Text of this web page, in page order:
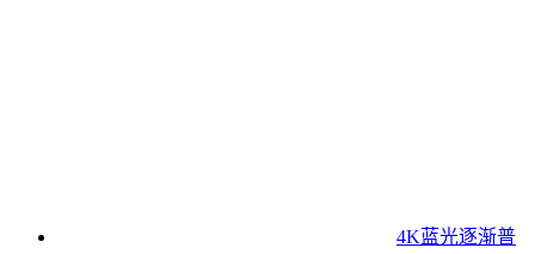
4K蓝光逐渐普